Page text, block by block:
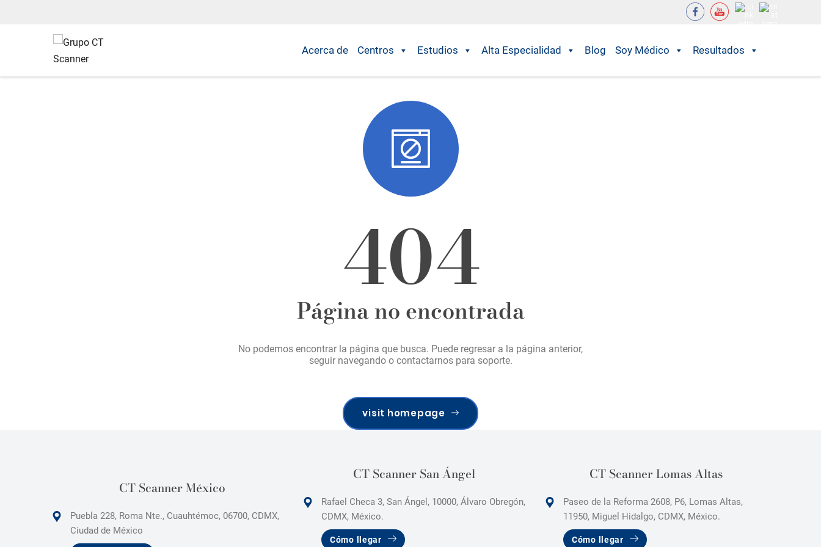
Acerca de Centros Estudios Alta Especialidad Blog Soy Médico Resultados
404
Página no encontrada
No podemos encontrar la página que busca. Puede regresar a la página anterior,
seguir navegando o contactarnos para soporte.
visit homepage
CT Scanner México
Puebla 228, Roma Nte., Cuauhtémoc, 06700, CDMX,
Ciudad de México
CT Scanner San Ángel
Rafael Checa 3, San Ángel, 10000, Álvaro Obregón,
CDMX, México.
Cómo llegar
CT Scanner Lomas Altas
Paseo de la Reforma 2608, P6, Lomas Altas,
11950, Miguel Hidalgo, CDMX, México.
Cómo llegar